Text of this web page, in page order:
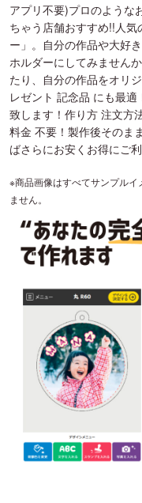
アプリ不要)プロのような
ちゃう店舗おすすめ!!人
ー」。自分の作品や大好
ホルダーにしてみません
たり、自分の作品をオリ
レゼント 記念品 にも最
致します！作り方 注文方
料金 不要！製作後そのま
ばさらにお安くお得にご
※商品画像はすべてサンプル
ません。